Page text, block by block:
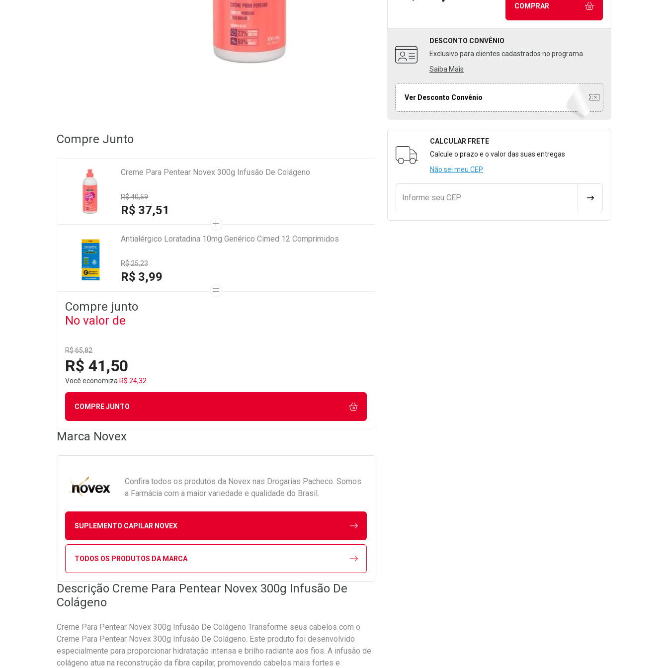
COMPRAR
DESCONTO CONVÊNIO
Exclusivo para clientes cadastrados no programa
Saiba Mais
Ver Desconto Convênio
Formulário para Calcular o Frete
CALCULAR FRETE
Calcule o prazo e o valor das suas entregas
Não sei meu CEP
Informe seu CEP CALCULAR FRETE
Compre Junto
Creme Para Pentear Novex 300g Infusão De Colágeno
R$ 40,59
R$ 37,51
Antialérgico Loratadina 10mg Genérico Cimed 12 Comprimidos
R$ 25,23
R$ 3,99
Compre junto
No valor de
R$ 65,82
R$ 41,50
Você economiza R$ 24,32
COMPRE JUNTO
Marca Novex
Confira todos os produtos da Novex nas Drogarias Pacheco. Somos
a Farmácia com a maior variedade e qualidade do Brasil.
SUPLEMENTO CAPILAR NOVEX
TODOS OS PRODUTOS DA MARCA
Descrição Creme Para Pentear Novex 300g Infusão De
Colágeno
Creme Para Pentear Novex 300g Infusão De Colágeno Transforme seus cabelos com o
Creme Para Pentear Novex 300g Infusão De Colágeno. Este produto foi desenvolvido
especialmente para proporcionar hidratação intensa e brilho radiante aos fios. A infusão de
colágeno atua na reconstrução da fibra capilar, promovendo cabelos mais fortes e